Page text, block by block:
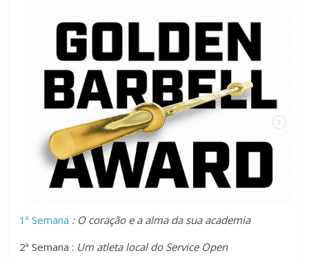
1ª Semana : O coração e a alma da sua academia
2ª Semana : Um atleta local do Service Open